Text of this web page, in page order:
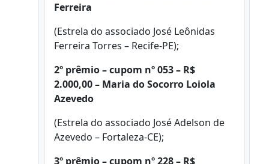
Ferreira
(Estrela do associado José Leônidas
Ferreira Torres – Recife-PE);
2º prêmio– cupom nº 053 – R$
2.000,00 – Maria do Socorro Loiola
Azevedo
(Estrela do associado José Adelson de
Azevedo – Fortaleza-CE);
3º prêmio– cupom nº 228 – R$